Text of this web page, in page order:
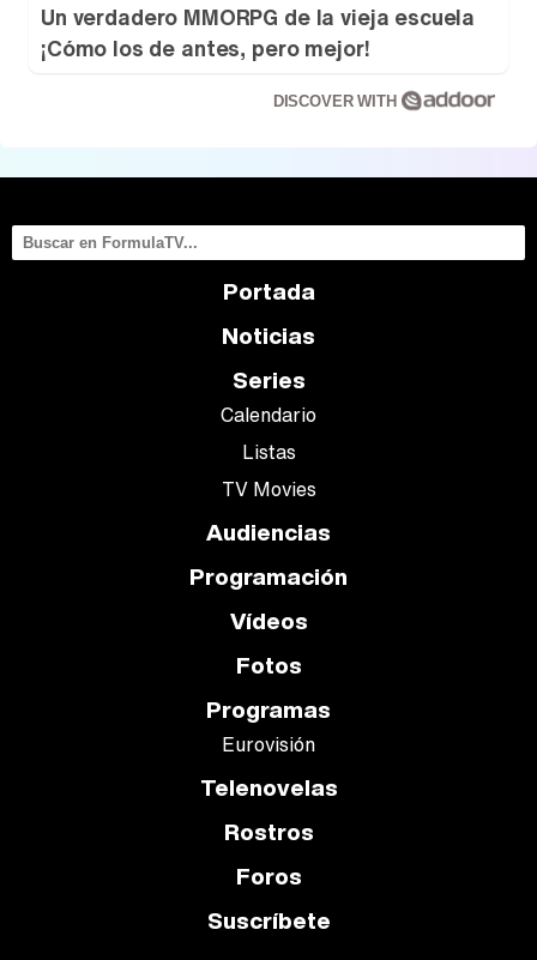
Un verdadero MMORPG de la vieja escuela
¡Cómo los de antes, pero mejor!
DISCOVER WITH
Portada
Noticias
Series
Calendario
Listas
TV Movies
Audiencias
Programación
Vídeos
Fotos
Programas
Eurovisión
Telenovelas
Rostros
Foros
Suscríbete